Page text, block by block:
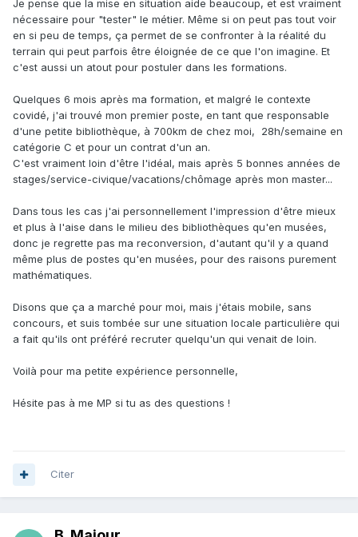
Je pense que la mise en situation aide beaucoup, et est vraiment
nécessaire pour "tester" le métier. Même si on peut pas tout voir
en si peu de temps, ça permet de se confronter à la réalité du
terrain qui peut parfois être éloignée de ce que l'on imagine. Et
c'est aussi un atout pour postuler dans les formations.
Quelques 6 mois après ma formation, et malgré le contexte
covidé, j'ai trouvé mon premier poste, en tant que responsable
d'une petite bibliothèque, à 700km de chez moi, 28h/semaine en
catégorie C et pour un contrat d'un an.
C'est vraiment loin d'être l'idéal, mais après 5 bonnes années de
stages/service-civique/vacations/chômage après mon master...
Dans tous les cas j'ai personnellement l'impression d'être mieux
et plus à l'aise dans le milieu des bibliothèques qu'en musées,
donc je regrette pas ma reconversion, d'autant qu'il y a quand
même plus de postes qu'en musées, pour des raisons purement
mathématiques.
Disons que ça a marché pour moi, mais j'étais mobile, sans
concours, et suis tombée sur une situation locale particulière qui
a fait qu'ils ont préféré recruter quelqu'un qui venait de loin.
Voilà pour ma petite expérience personnelle,
Hésite pas à me MP si tu as des questions !
Citer